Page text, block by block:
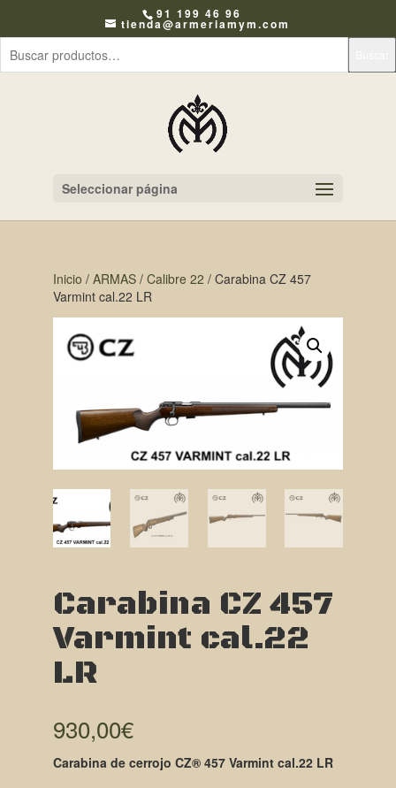
91 199 46 96
tienda@armeriamym.com
Seleccionar página
Inicio / ARMAS/ Calibre 22 / Carabina CZ 457
Varmint cal.22 LR
Carabina CZ 457
Varmint cal.22
LR
930,00€
Carabina de cerrojo CZ® 457 Varmint cal.22 LR